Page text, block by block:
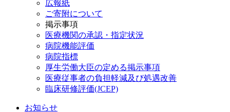
広報紙
ご寄附について
掲示事項
医療機関の承認・指定状況
病院機能評価
病院指標
厚生労働大臣の定める掲示事項
医療従事者の負担軽減及び処遇改善
臨床研修評価(JCEP)
お知らせ